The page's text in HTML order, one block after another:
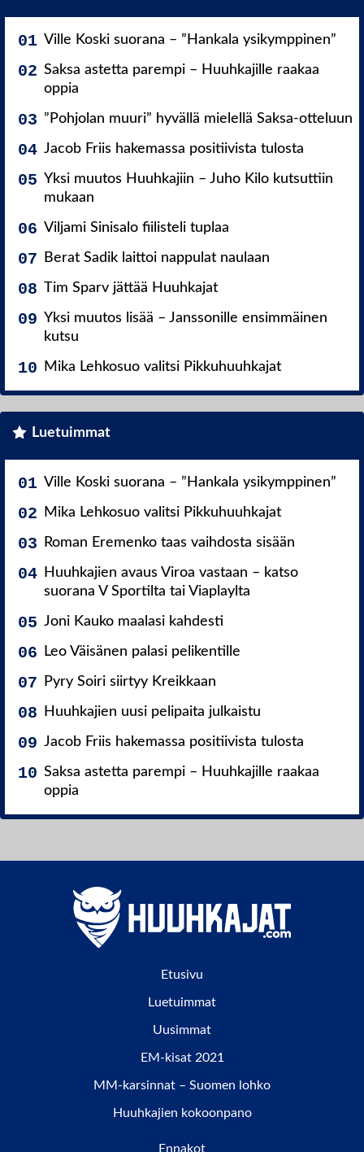
Ville Koski suorana – ”Hankala ysikymppinen”
Saksa astetta parempi – Huuhkajille raakaa
oppia
”Pohjolan muuri” hyvällä mielellä Saksa-otteluun
Jacob Friis hakemassa positiivista tulosta
Yksi muutos Huuhkajiin – Juho Kilo kutsuttiin
mukaan
Viljami Sinisalo fiilisteli tuplaa
Berat Sadik laittoi nappulat naulaan
Tim Sparv jättää Huuhkajat
Yksi muutos lisää – Janssonille ensimmäinen
kutsu
Mika Lehkosuo valitsi Pikkuhuuhkajat
Luetuimmat
Ville Koski suorana – ”Hankala ysikymppinen”
Mika Lehkosuo valitsi Pikkuhuuhkajat
Roman Eremenko taas vaihdosta sisään
Huuhkajien avaus Viroa vastaan – katso
suorana V Sportilta tai Viaplaylta
Joni Kauko maalasi kahdesti
Leo Väisänen palasi pelikentille
Pyry Soiri siirtyy Kreikkaan
Huuhkajien uusi pelipaita julkaistu
Jacob Friis hakemassa positiivista tulosta
Saksa astetta parempi – Huuhkajille raakaa
oppia
Etusivu
Luetuimmat
Uusimmat
EM-kisat 2021
MM-karsinnat – Suomen lohko
Huuhkajien kokoonpano
Ennakot